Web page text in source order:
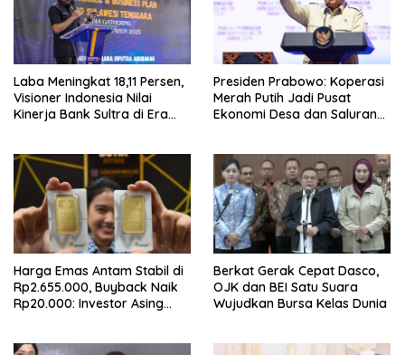
s
Laba Meningkat 18,11 Persen,
Visioner Indonesia Nilai
Kinerja Bank Sultra di Era
Presiden Prabowo: Koperasi
Merah Putih Jadi Pusat
Ekonomi Desa dan Saluran
Harga Emas Antam Stabil di
Rp2.655.000, Buyback Naik
Rp20.000: Investor Asing
Berkat Gerak Cepat Dasco,
OJK dan BEI Satu Suara
Wujudkan Bursa Kelas Dunia